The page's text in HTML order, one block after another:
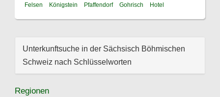
Felsen
Königstein Pfaffendorf Gohrisch Hotel
Unterkunftsuche in der Sächsisch Böhmischen
Schweiz nach Schlüsselworten
Regionen